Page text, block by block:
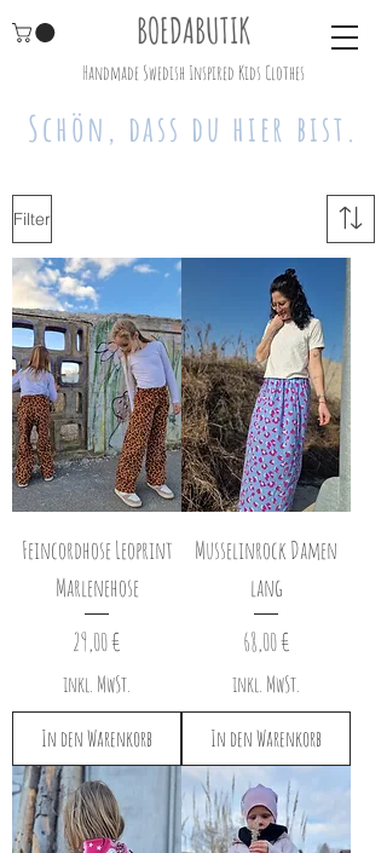
BOEDABUTIK
Handmade Swedish Inspired Kids Clothes
Schön, dass du hier bist.
Filter
Feincordhose Leoprint
Marlenehose
Preis
29,00 €
inkl. MwSt.
In den Warenkorb
Musselinrock Damen
lang
Preis
68,00 €
inkl. MwSt.
In den Warenkorb